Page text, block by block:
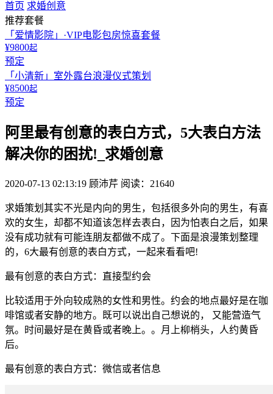
首页 求婚创意
推荐套餐
「爱情影院」·VIP电影包房惊喜套餐
¥9800起
预定
「小清新」室外露台浪漫仪式策划
¥8500起
预定
阿里最有创意的表白方式，5大表白方法
解决你的困扰!_求婚创意
2020-07-13 02:13:19 顾沛芹 阅读：21640
求婚策划其实不光是内向的男生，包括很多外向的男生，有喜
欢的女生，却都不知道该怎样去表白，因为怕表白之后，如果
没有成功就有可能连朋友都做不成了。下面是浪漫策划整理
的，6大最有创意的表白方式，一起来看看吧!
最有创意的表白方式：直接型约会
比较适用于外向较成熟的女性和男性。约会的地点最好是在咖
啡馆或者安静的地方。既可以说出自己想说的， 又能营造气
氛。时间最好是在黄昏或者晚上。。月上柳梢头，人约黄昏
后。
最有创意的表白方式：微信或者信息